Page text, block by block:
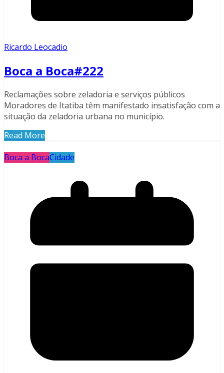
Ricardo Leocadio
Boca a Boca#222
Reclamações sobre zeladoria e serviços públicos
Moradores de Itatiba têm manifestado insatisfação com a
situação da zeladoria urbana no município.
Read More
Boca a BocaCidade